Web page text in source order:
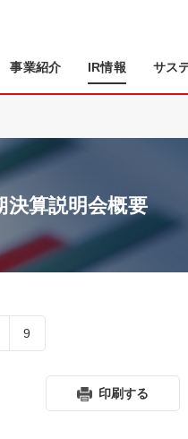
事業紹介 IR情報 サス
算説明会概要
9
印刷する